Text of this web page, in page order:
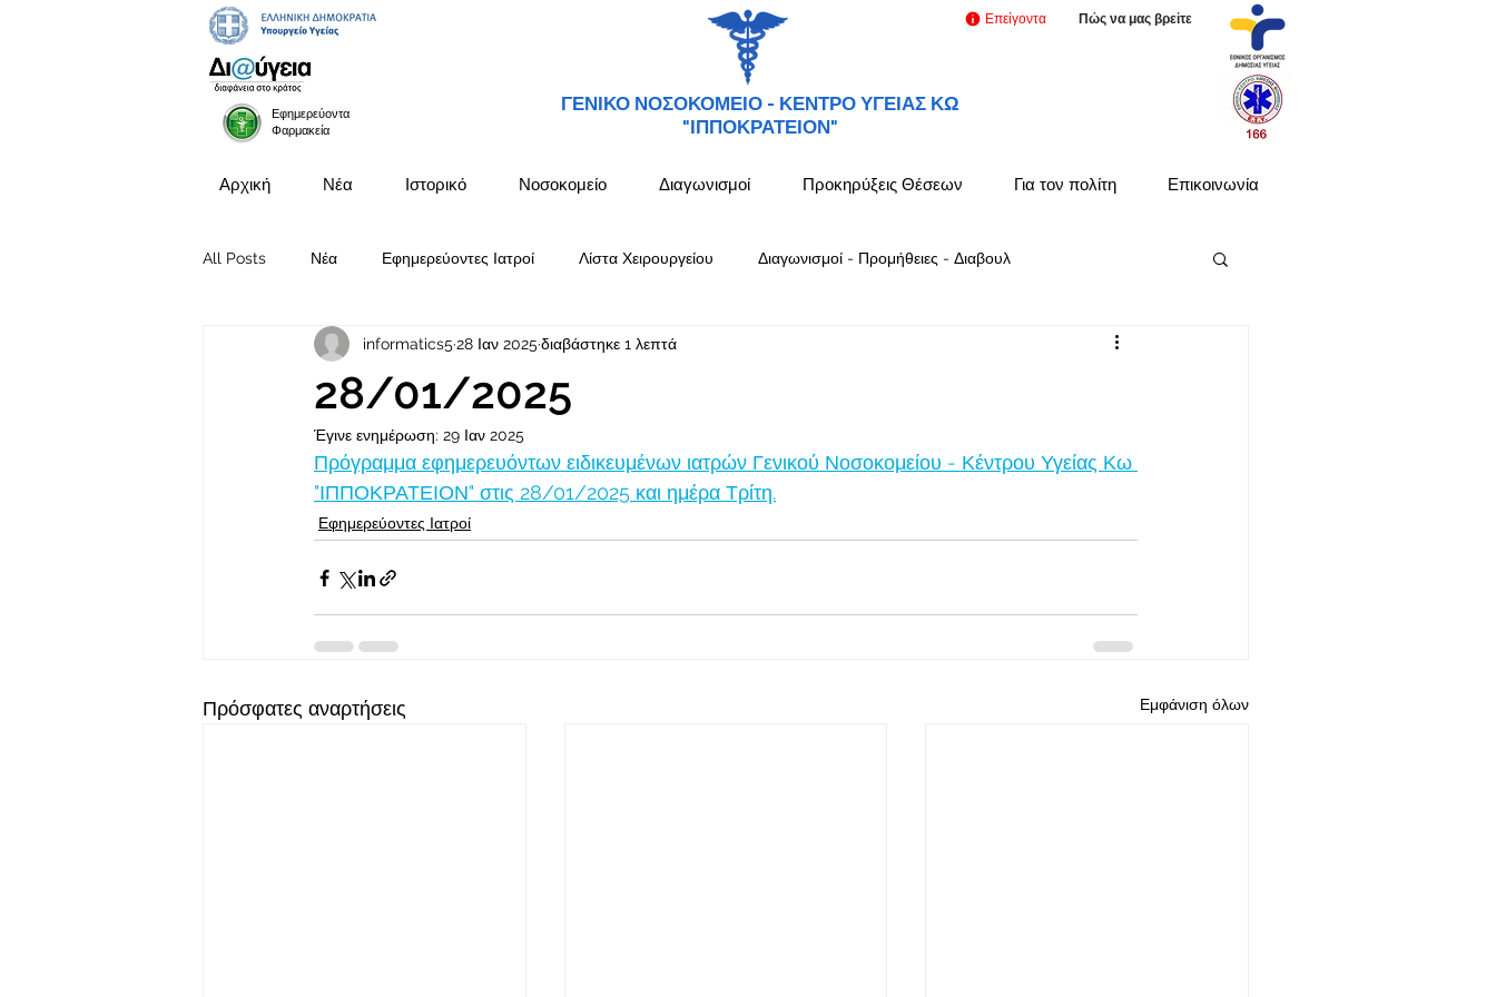
Εφημερεύοντα
Φαρμακεία
ΓΕΝΙΚΟ ΝΟΣΟΚΟΜΕΙΟ - ΚΕΝΤΡΟ ΥΓΕΙΑΣ ΚΩ
"ΙΠΠΟΚΡΑΤΕΙΟΝ"
Επείγοντα Πώς να μας βρείτε
Αρχική Νέα Ιστορικό Νοσοκομείο Διαγωνισμοί Προκηρύξεις Θέσεων Για τον πολίτη Επικοινωνία
All Posts Νέα Εφημερεύοντες Ιατροί Λίστα Χειρουργείου Διαγωνισμοί - Προμήθειες - Διαβουλ
Προκηρύξεις Θέσεων
28/01/2025
informatics5 28 Ιαν 2025 διαβάστηκε 1 λεπτά
Έγινε ενημέρωση: 29 Ιαν 2025
Πρόγραμμα εφημερευόντων ειδικευμένων ιατρών Γενικού Νοσοκομείου - Κέντρου Υγείας Κω
"ΙΠΠΟΚΡΑΤΕΙΟΝ" στις 28/01/2025 και ημέρα Τρίτη.
Εφημερεύοντες Ιατροί
Πρόσφατες αναρτήσεις Εμφάνιση όλων